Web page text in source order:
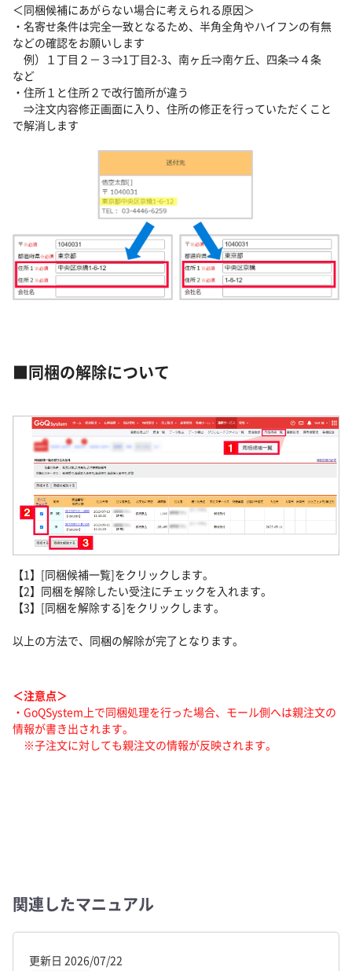
＜同梱候補にあがらない場合に考えられる原因＞
・名寄せ条件は完全一致となるため、半角全角やハイフンの有無
などの確認をお願いします
例）１丁目２－３⇒1丁目2-3、南ヶ丘⇒南ケ丘、四条⇒４条
など
・住所１と住所２で改行箇所が違う
⇒注文内容修正画面に入り、住所の修正を行っていただくこと
で解消します
■同梱の解除について
【1】[同梱候補一覧]をクリックします。
【2】同梱を解除したい受注にチェックを入れます。
【3】[同梱を解除する]をクリックします。
以上の方法で、同梱の解除が完了となります。
＜注意点＞
・GoQSystem上で同梱処理を行った場合、モール側へは親注文の
情報が書き出されます。
※子注文に対しても親注文の情報が反映されます。
関連したマニュアル
更新日 2026/07/22